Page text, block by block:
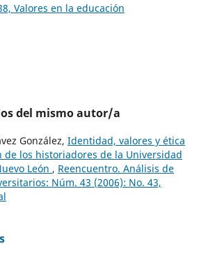
Valores en la educación
del mismo autor/a
González, Identidad, valores y ética
de los historiadores de la Universidad
León , Reencuentro. Análisis de
Núm. 43 (2006): No. 43,